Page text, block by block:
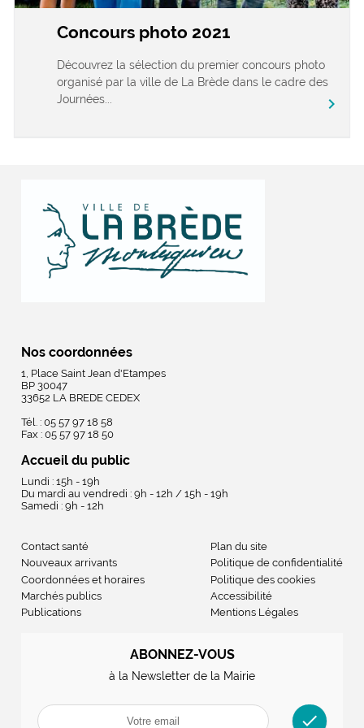
Concours photo 2021
Découvrez la sélection du premier concours photo
organisé par la ville de La Brède dans le cadre des
Journées...
chevron_right
Nos coordonnées
1, Place Saint Jean d'Etampes
BP 30047
33652 LA BREDE CEDEX
Tél. : 05 57 97 18 58
Fax : 05 57 97 18 50
Accueil du public
Lundi : 15h - 19h
Du mardi au vendredi : 9h - 12h / 15h - 19h
Samedi : 9h - 12h
Contact santé
Nouveaux arrivants
Coordonnées et horaires
Marchés publics
Publications
Plan du site
Politique de confidentialité
Politique des cookies
Accessibilité
Mentions Légales
ABONNEZ-VOUS
à la Newsletter de la Mairie
check